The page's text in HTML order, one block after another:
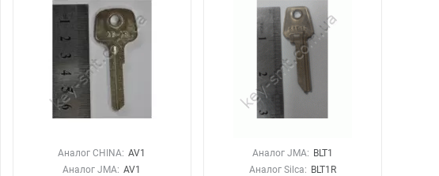
Аналог CHINA: AV1
Аналог JMA: AV1
Аналог JMA: BLT1
Аналог Silca: BLT1R